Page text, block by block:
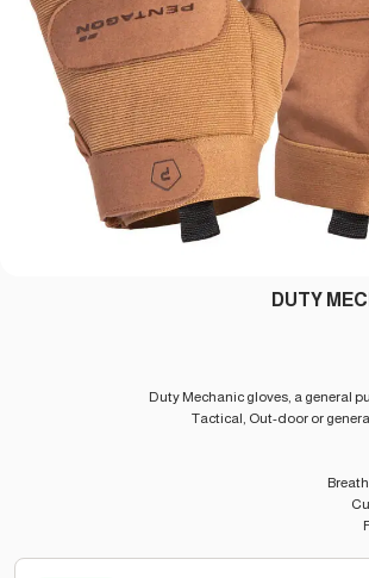
DUTY
Duty Mechanic gloves, a general
Tactical, Out-door or